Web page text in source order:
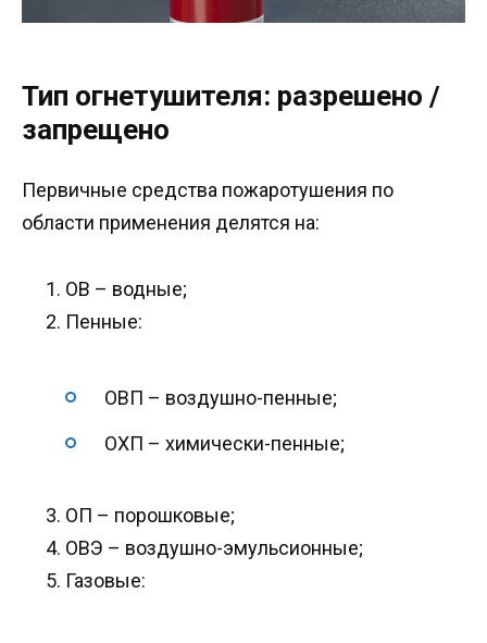
Тип огнетушителя: разрешено /
запрещено
Первичные средства пожаротушения по
области применения делятся на:
ОВ – водные;
Пенные:
ОВП – воздушно-пенные;
ОХП – химически-пенные;
ОП – порошковые;
ОВЭ – воздушно-эмульсионные;
Газовые: